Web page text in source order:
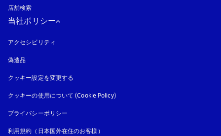
店舗検索
当社ポリシー
アクセシビリティ
偽造品
クッキー設定を変更する
クッキーの使用について (Cookie Policy)新しいタブに表示されます
プライバシーポリシー
利用規約（日本国外在住のお客様）